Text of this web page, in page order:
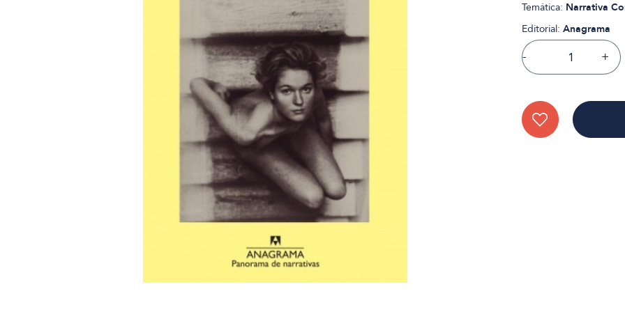
Temática: Narrativa
Editorial: Anagrama
- +